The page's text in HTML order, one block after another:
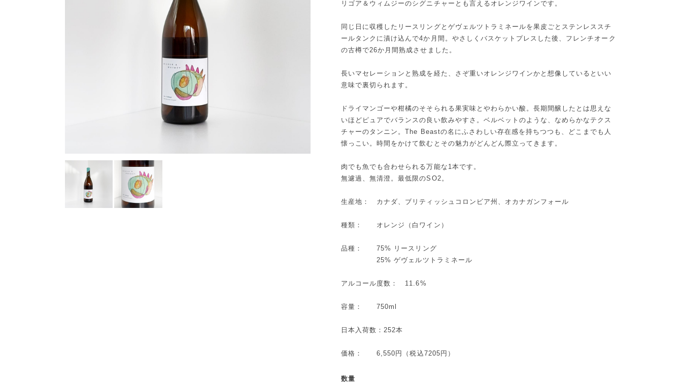
リゴア＆ウィムジーのシグニチャーとも言えるオレンジワインです。
同じ日に収穫したリースリングとゲヴェルツトラミネールを果皮ごとステンレススチ
ールタンクに漬け込んで4か月間。やさしくバスケットプレスした後、フレンチオーク
の古樽で26か月間熟成させました。
長いマセレーションと熟成を経た、さぞ重いオレンジワインかと想像しているといい
意味で裏切られます。
ドライマンゴーや柑橘のそそられる果実味とやわらかい酸。長期間醸したとは思えな
いほどピュアでバランスの良い飲みやすさ。ベルベットのような、なめらかなテクス
チャーのタンニン。The Beastの名にふさわしい存在感を持ちつつも、どこまでも人
懐っこい。時間をかけて飲むとその魅力がどんどん際立ってきます。
肉でも魚でも合わせられる万能な1本です。
無濾過、無清澄。最低限のSO2。
生産地： カナダ、ブリティッシュコロンビア州、オカナガンフォール
種類： オレンジ（白ワイン）
品種： 75% リースリング
25% ゲヴェルツトラミネール
アルコール度数： 11.6%
容量： 750ml
日本入荷数：252本
価格： 6,550円（税込7205円）
数量